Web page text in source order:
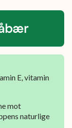
E, vitamin
mot
naturlige